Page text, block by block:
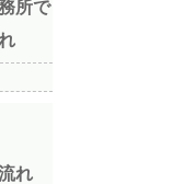
所で
れ